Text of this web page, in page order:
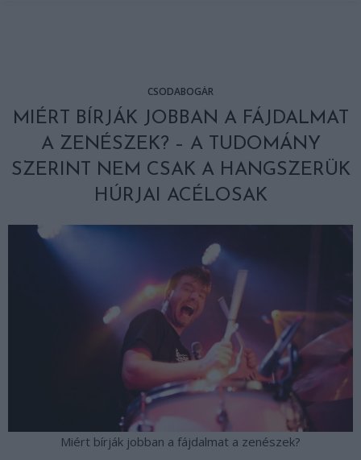
CSODABOGÁR
MIÉRT BÍRJÁK JOBBAN A FÁJDALMAT
A ZENÉSZEK? – A TUDOMÁNY
SZERINT NEM CSAK A HANGSZERÜK
HÚRJAI ACÉLOSAK
Miért bírják jobban a fájdalmat a zenészek?